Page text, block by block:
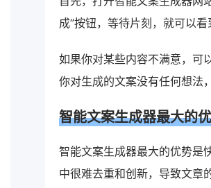
成”按钮，等待片刻，就可以看
如果你对某些内容不满意，可
你对生成的文案没有任何想法
智能文案生成器最大的
智能文案生成器最大的优势是
中很难去重和创新，导致文章